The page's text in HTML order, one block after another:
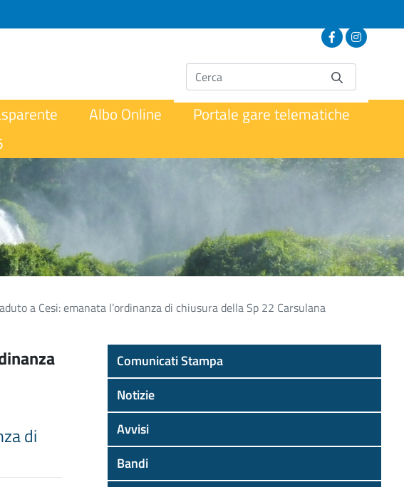
Albo Online
Portale gare telematiche
a Cesi: emanata l’ordinanza di chiusura della Sp 22 Carsulana
di
Comunicati Stampa
Notizie
Avvisi
Bandi